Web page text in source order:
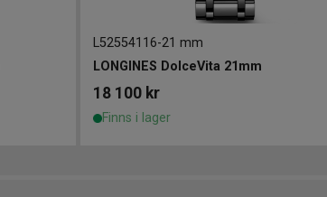
L52554116-21 mm
LONGINES DolceVita 21mm
18 100 kr
Finns i lager